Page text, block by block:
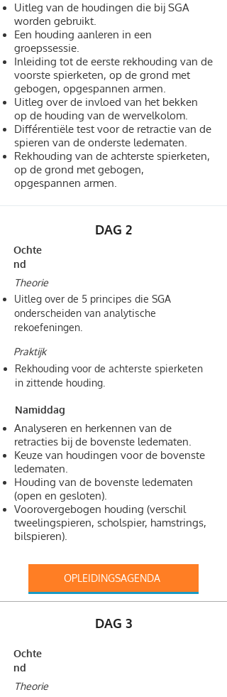
Uitleg van de houdingen die bij SGA
worden gebruikt.
Een houding aanleren in een
groepssessie.
Inleiding tot de eerste rekhouding van de
voorste spierketen, op de grond met
gebogen, opgespannen armen.
Uitleg over de invloed van het bekken
op de houding van de wervelkolom.
Différentiële test voor de retractie van de
spieren van de onderste ledematen.
Rekhouding van de achterste spierketen,
op de grond met gebogen,
opgespannen armen.
DAG 2
Ochte
nd
Theorie
Uitleg over de 5 principes die SGA
onderscheiden van analytische
rekoefeningen.
Praktijk
Rekhouding voor de achterste spierketen
in zittende houding.
Namiddag
Analyseren en herkennen van de
retracties bij de bovenste ledematen.
Keuze van houdingen voor de bovenste
ledematen.
Houding van de bovenste ledematen
(open en gesloten).
Voorovergebogen houding (verschil
tweelingspieren, scholspier, hamstrings,
bilspieren).
OPLEIDINGSAGENDA
DAG 3
Ochte
nd
Theorie